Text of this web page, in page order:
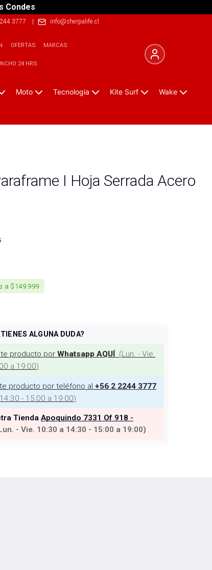
Condes
3777 | info@sherpalife.cl
OFERTAS MARCAS
24 HRS
Moto Tecnologia Kite Surf Wake
I Hoja Serrada Acero
a $149.999
ALGUNA DUDA?
producto por Whatsapp AQUÍ (Lun. - Vie.
a 19:00)
producto por teléfono al +56 2 2244 3777
- 15:00 a 19:00)
Tienda Apoquindo 7331 Of 918 -
- Vie. 10:30 a 14:30 - 15:00 a 19:00)